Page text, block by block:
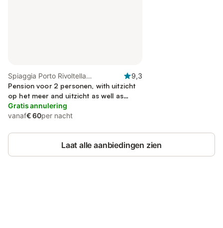
Spiaggia Porto Rivoltella
(Desenzano del Garda), Desenzano
del Garda
9,3
Pension voor 2 personen, with uitzicht
op het meer and uitzicht as well as
terras, met huisdier
Gratis annulering
vanaf€ 60per nacht
Laat alle aanbiedingen zien